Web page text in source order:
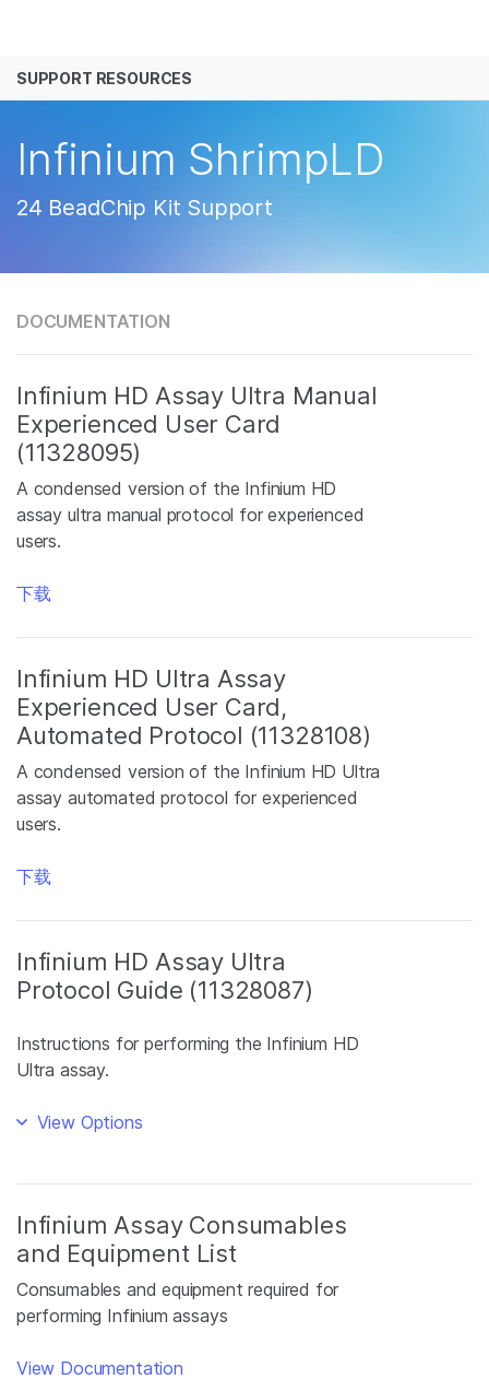
解决方案
SUPPORT RESOURCES
Infinium ShrimpLD
24 BeadChip Kit Support
DOCUMENTATION
Infinium HD Assay Ultra Manual
Experienced User Card
(11328095)
A condensed version of the Infinium HD
assay ultra manual protocol for experienced
users.
下载
Infinium HD Ultra Assay
Experienced User Card,
Automated Protocol (11328108)
A condensed version of the Infinium HD Ultra
assay automated protocol for experienced
users.
下载
Infinium HD Assay Ultra
Protocol Guide (11328087)
Instructions for performing the Infinium HD
Ultra assay.
View Options
Infinium Assay Consumables
and Equipment List
Consumables and equipment required for
performing Infinium assays
View Documentation
查看更多相关内容。选择您感兴趣的领域:
微生物学
复杂疾病
生殖健康